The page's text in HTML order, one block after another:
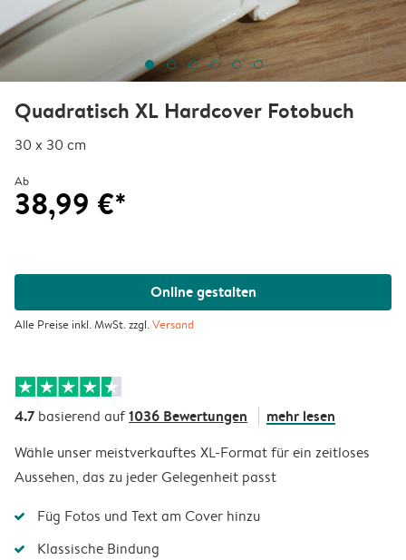
Quadratisch XL Hardcover Fotobuch
30 x 30 cm
Ab
38,99 €*
Online gestalten
Alle Preise inkl. MwSt. zzgl.Versand
4.7 basierend auf1036 Bewertungen mehr lesen
Wähle unser meistverkauftes XL-Format für ein zeitloses
Aussehen, das zu jeder Gelegenheit passt
Füg Fotos und Text am Cover hinzu
Klassische Bindung